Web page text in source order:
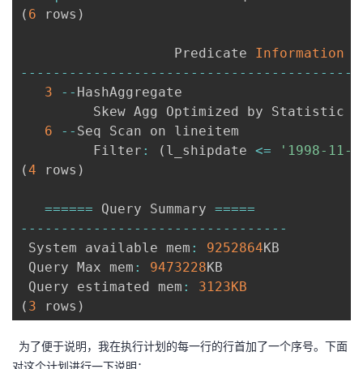
( 6 rows )
                   Predicate
Information
-- -- -- -- -- -- -- -- -- -- -- -- -- -- -- -- -- -- -- -- --
3
-- HashAggregate
         Skew Agg Optimized by Statistic
6
-- Seq Scan on lineitem
         Filter
: ( l_shipdate <=
'1998-11-
(4 rows )
====== Query Summary =====
-- -- -- -- -- -- -- -- -- -- -- -- -- -- -- -- -
System available mem : 9252864KB
Query Max mem : 9473228KB
Query estimated mem : 3123KB
( 3 rows )
为了便于说明，我在执行计划的每一行的行首加了一个序号。 下面